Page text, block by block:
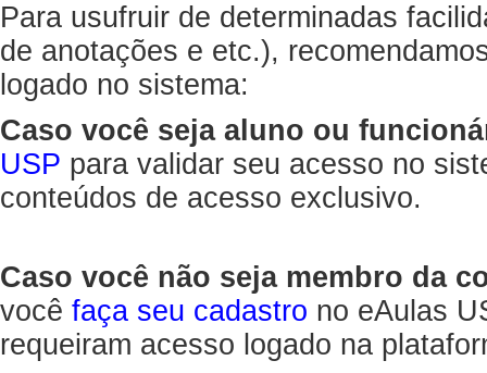
Para usufruir de determinadas
de anotações e etc.),
logado no sistema:
Caso você seja aluno ou
USP para validar seu acesso no
conteúdos de acesso exclusivo.
Caso você não seja membro da
você faça seu cadastro no eAulas
requeiram acesso logado na